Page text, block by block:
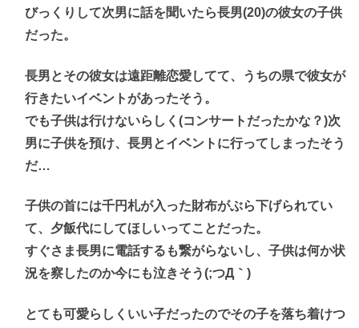
びっくりして次男に話を聞いたら長男(20)の彼女の子供
だった。
長男とその彼女は遠距離恋愛してて、うちの県で彼女が
行きたいイベントがあったそう。
でも子供は行けないらしく(コンサートだったかな？)次
男に子供を預け、長男とイベントに行ってしまったそう
だ…
子供の首には千円札が入った財布がぶら下げられてい
て、夕飯代にしてほしいってことだった。
すぐさま長男に電話するも繋がらないし、子供は何か状
況を察したのか今にも泣きそう(;つД｀)
とても可愛らしくいい子だったのでその子を落ち着けつ